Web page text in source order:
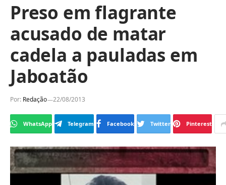
Preso em flagrante
acusado de matar
cadela a pauladas em
Jaboatão
Por: Redação 22/08/2013
WhatsApp Telegram Facebook Twitter Pinterest